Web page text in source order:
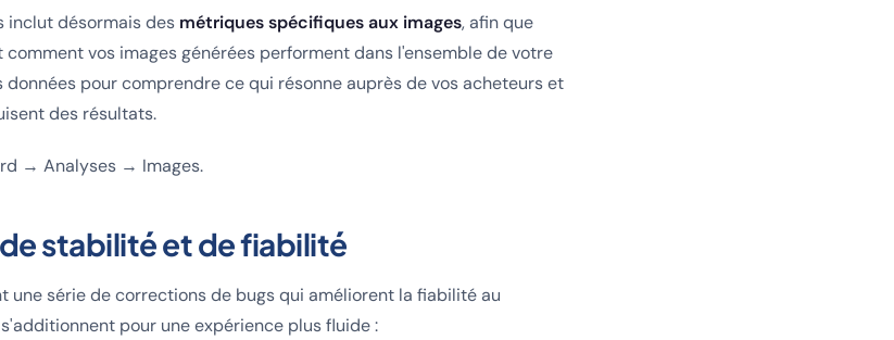
inclut désormais des métriques spécifiques aux images, afin que
vos images générées performent dans l'ensemble de votre
pour comprendre ce qui résonne auprès de vos acheteurs et
des résultats.
→ Analyses → Images.
stabilité et de fiabilité
une série de corrections de bugs qui améliorent la fiabilité au
pour une expérience plus fluide :